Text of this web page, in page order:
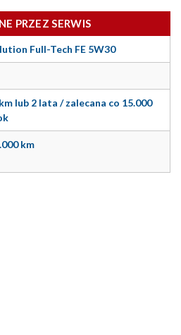
PRZEZ SERWIS
Full-Tech FE 5W30
lub 2 lata / zalecana co 15.000
km